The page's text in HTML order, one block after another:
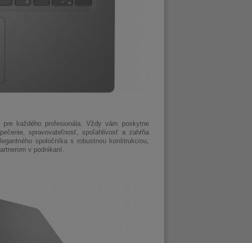
každého profesionála. Vždy vám poskytne
spravovateľnosť, spoľahlivosť a zahŕňa
spoločníka s robustnou konštrukciou,
v podnikaní.